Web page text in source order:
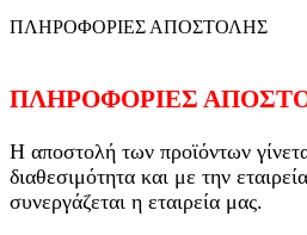
ΠΛΗΡΟΦΟΡΙΕΣ ΑΠΟΣΤΟΛΗΣ
ΠΛΗΡΟΦΟΡΙΕΣ
Η αποστολή των προϊόντων
διαθεσιμότητα και με την
συνεργάζεται η εταιρεία μας.